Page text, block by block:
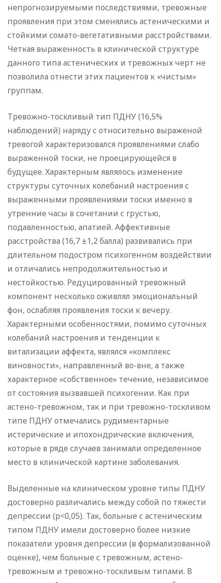
непрогнозируемыми последствиями, тревожные
проявления при этом сменялись астеническими и
стойкими сомато-вегетативными расстройствами.
Четкая выраженность в клинической структуре
данного типа астенических и тревожных черт не
позволила отнести этих пациентов к «чистым»
группам.
Тревожно-тоскливый тип ПДНУ (16,5%
наблюдений) наряду с относительно выраженой
тревогой характеризовался проявлениями слабо
выраженной тоски, не проецирующейся в
будущее. Характерным являлось изменение
структуры суточных колебаний настроения с
выраженными проявлениями тоски именно в
утренние часы в сочетании с грустью,
подавленностью, апатией. Аффективные
расстройства (16,7 ±1,2 балла) развивались при
длительном подостром психогенном воздействии
и отличались непродолжительностью и
нестойкостью. Редуцированный тревожный
компонент несколько оживлял эмоциональный
фон, ослабляя проявления тоски к вечеру.
Характерными особенностями, помимо суточных
колебаний настроения и тенденции к
витализации аффекта, являлся «комплекс
виновности», направленный во-вне, а также
характерное «собственное» течение, независимое
от состояния вызвавшей психогении. Как при
астено-тревожном, так и при тревожно-тоскливом
типе ПДНУ отмечались рудиментарные
истерические и ипохондрические включения,
которые в ряде случаев занимали определенное
место в клинической картине заболевания.
Выделенные на клиническом уровне типы ПДНУ
достоверно различались между собой по тяжести
депрессии (р<0,05). Так, больные с астеническим
типом ПДНУ имели достоверно более низкие
показатели уровня депрессии (в формализованной
оценке), чем больные с тревожным, астено-
тревожным и тревожно-тоскливым типами. В